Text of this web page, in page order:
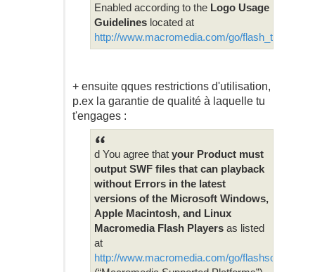
Enabled according to the Logo Usage
Guidelineslocated at
http://www.macromedia.com/go/
+ ensuite qques restrictions d'utilisation,
p.ex la garantie de qualité à laquelle tu
t'engages :
d You agree that your Product must
output SWF files that can playback
without Errors in the latest
versions of the Microsoft Windows,
Apple Macintosh, and Linux
Macromedia Flash Playersas listed
at
http://www.macromedia.com/go/